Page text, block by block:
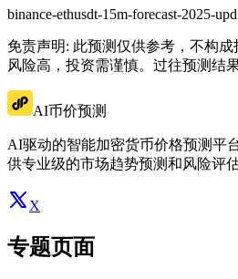
binance-ethusdt-15m-forecast-2025-
免责声明: 此预测仅供参考，不构
风险高，投资需谨慎。过往预测结
AI币价预测
AI驱动的智能加密货币价格预测平
供专业级的市场趋势预测和风险评估
X
专题页面